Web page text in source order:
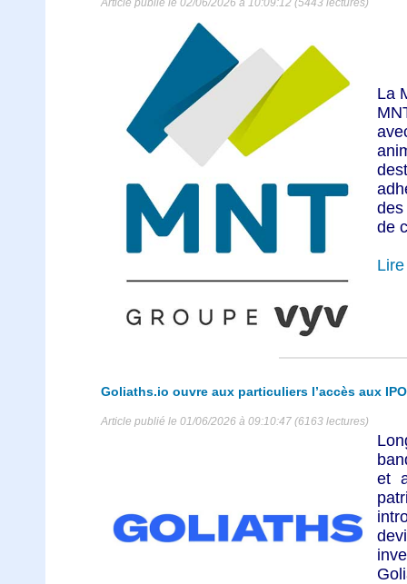
Article publié le 02/06/2026 à 10:09:12 (5443 lectures)
La
de
Goliaths.io ouvre aux particuliers l’accès aux
Article publié le 01/06/2026 à 09:10:47 (6163 lectures)
et